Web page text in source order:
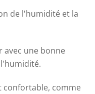
de l'humidité et la
avec une bonne
confortable, comme